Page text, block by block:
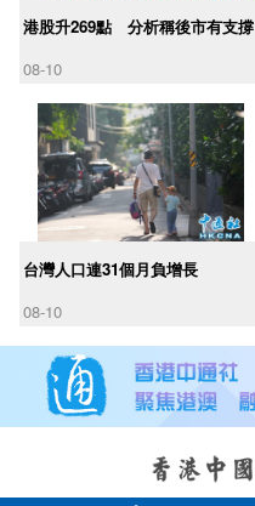
港股升269點 分析稱後市有支撐
08-10
台灣人口連31個月負增長
08-10